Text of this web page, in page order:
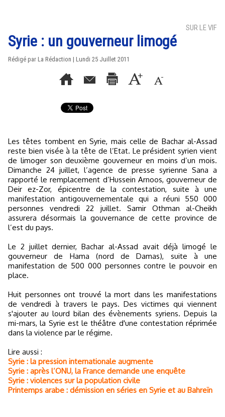
SUR LE VIF
Syrie : un gouverneur limogé
Rédigé par La Rédaction | Lundi 25 Juillet 2011
Les têtes tombent en Syrie, mais celle de Bachar al-Assad
reste bien visée à la tête de l’Etat. Le président syrien vient
de limoger son deuxième gouverneur en moins d’un mois.
Dimanche 24 juillet, l’agence de presse syrienne Sana a
rapporté le remplacement d’Hussein Arnoos, gouverneur de
Deir ez-Zor, épicentre de la contestation, suite à une
manifestation antigouvernementale qui a réuni 550 000
personnes vendredi 22 juillet. Samir Othman al-Cheikh
assurera désormais la gouvernance de cette province de
l’est du pays.
Le 2 juillet dernier, Bachar al-Assad avait déjà limogé le
gouverneur de Hama (nord de Damas), suite à une
manifestation de 500 000 personnes contre le pouvoir en
place.
Huit personnes ont trouvé la mort dans les manifestations
de vendredi à travers le pays. Des victimes qui viennent
s'ajouter au lourd bilan des évènements syriens. Depuis la
mi-mars, la Syrie est le théâtre d'une contestation réprimée
dans la violence par le régime.
Lire aussi :
Syrie : la pression internationale augmente
Syrie : après l’ONU, la France demande une enquête
Syrie : violences sur la population civile
Printemps arabe : démission en séries en Syrie et au Bahreïn